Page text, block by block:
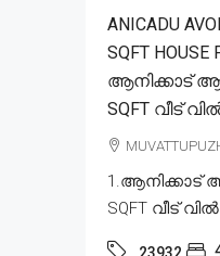
ANICADU
SQFT HOUSE
ആനിക്കാട്
SQFT വീട്
1.ആനിക്കാട്
SQFT വീട്